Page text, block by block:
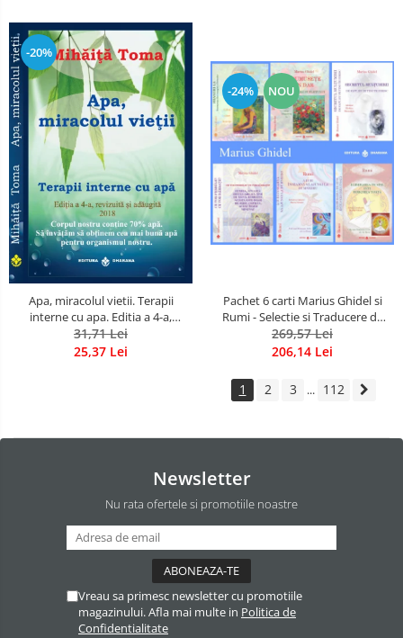
-20%
Apa, miracolul vietii. Terapii
interne cu apa. Editia a 4-a,
revizuita si adaugita.
31,71 Lei
25,37 Lei
-24% NOU
Pachet 6 carti Marius Ghidel si
Rumi - Selectie si Traducere de
Marius Ghidel
269,57 Lei
206,14 Lei
1 2 3 ... 112
Newsletter
Nu rata ofertele si promotiile noastre
Vreau sa primesc newsletter cu promotiile
magazinului. Afla mai multe in Politica de
Confidentialitate